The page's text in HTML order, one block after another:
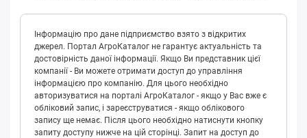
Інформацію про дане підприємство взято з відкритих
джерел. Портал АгроКаталог не гарантує актуальність та
достовірність даної інформації. Якщо Ви представник цієї
компанії - Ви можете отримати доступ до управління
інформацією про компанію. Для цього необхідно
авторизуватися на порталі АгроКаталог - якщо у Вас вже є
обліковий запис, і зареєструватися - якщо облікового
запису ще немає. Після цього необхідно натиснути кнопку
запиту доступу нижче на цій сторінці. Запит на доступ до